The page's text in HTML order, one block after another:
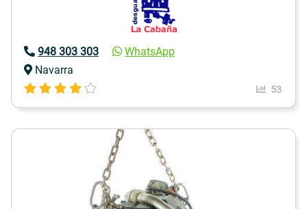
948 303 303
WhatsApp
Navarra
53